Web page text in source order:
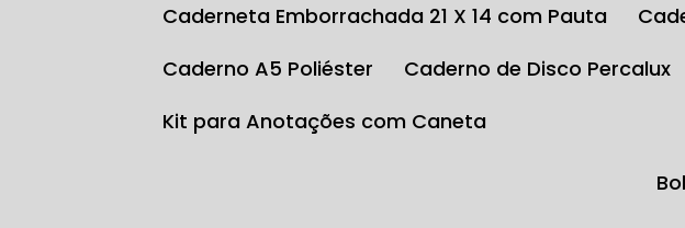
Caderneta Emborrachada 21 X 14 com Pauta
Caderno A5 Poliéster
Caderno de Disco Percalux
Kit para Anotações com Caneta